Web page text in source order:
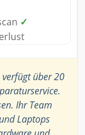
✓
über 20
Ihr Team
Laptops